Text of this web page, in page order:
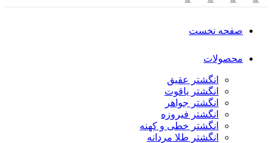
صفحه نخست
محصولات
انگشتر عقیق
انگشتر یاقوت
انگشتر جواهر
انگشتر فیروزه
انگشتر خطی و کهنه
انگشتر طلا مردانه